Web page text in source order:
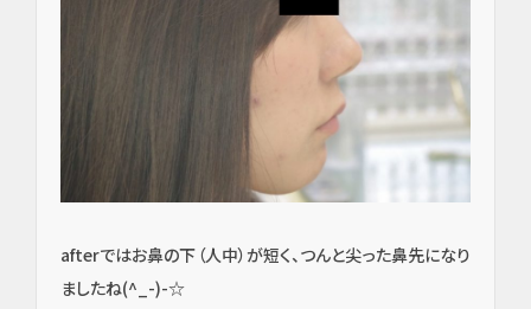
afterではお鼻の下（人中）が短く、つんと尖った鼻先になり
ましたね(^_-)-☆